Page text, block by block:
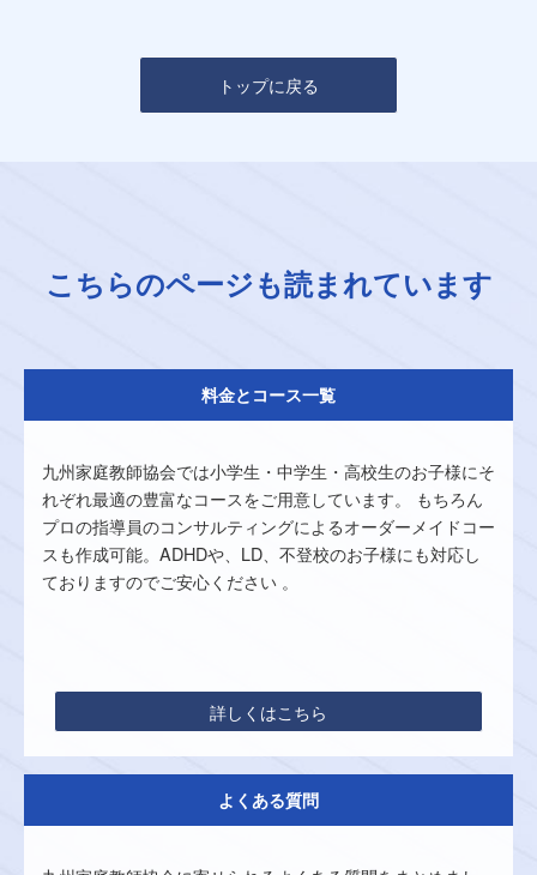
トップに戻る
こちらのページも読まれています
料金とコース一覧
九州家庭教師協会では小学生・中学生・高校生のお子様にそ
れぞれ最適の豊富なコースをご用意しています。 もちろん
プロの指導員のコンサルティングによるオーダーメイドコー
スも作成可能。ADHDや、LD、不登校のお子様にも対応し
ておりますのでご安心ください 。
詳しくはこちら
よくある質問